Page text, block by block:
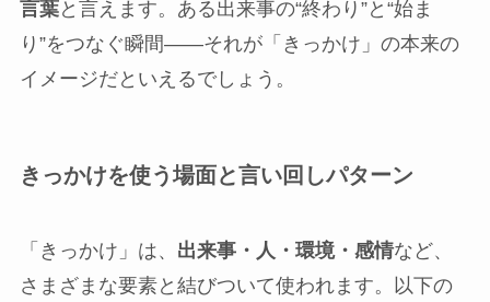
言葉と言えます。ある出来事の“終わり”と“始ま
り”をつなぐ瞬間――それが「きっかけ」の本来の
イメージだといえるでしょう。
きっかけを使う場面と言い回しパターン
「きっかけ」は、 出来事・人・環境・感情など、
さまざまな要素と結びついて使われます。以下の